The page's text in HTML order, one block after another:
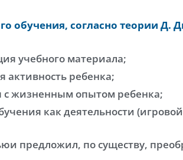
обучения, согласно теории Д.
учебного материала;
активность ребенка;
с жизненным опытом ребенка;
как деятельности
предложил, по существу,